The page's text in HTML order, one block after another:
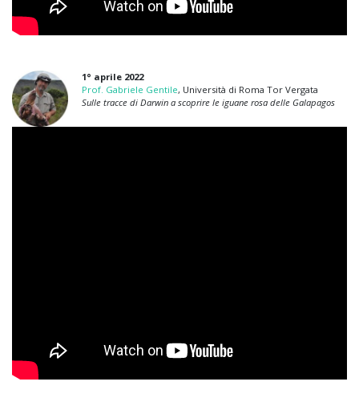
1° aprile 2022
Prof. Gabriele Gentile, Università di Roma Tor Vergata
Sulle tracce di Darwin a scoprire le iguane rosa delle Galapagos